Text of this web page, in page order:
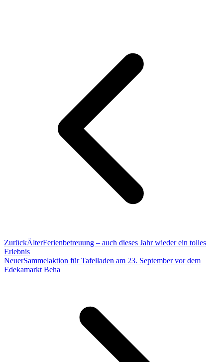
ZurückÄlterFerienbetreuung – auch dieses Jahr wieder ein tolles
Erlebnis
NeuerSammelaktion für Tafelladen am 23. September vor dem
Edekamarkt Beha